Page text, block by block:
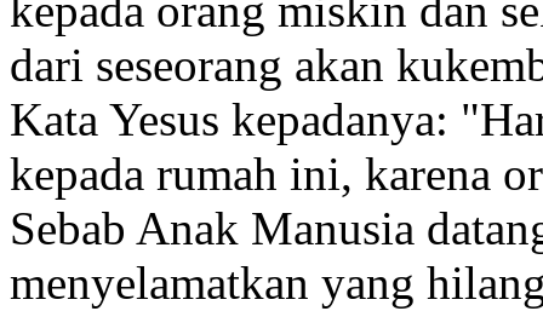
kepada orang miskin dan
dari seseorang akan
Kata Yesus kepadanya:
kepada rumah ini, karena
Sebab Anak Manusia
menyelamatkan yang